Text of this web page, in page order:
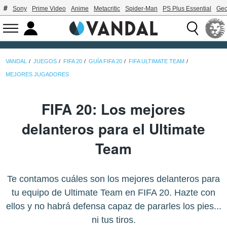
Sony Prime Video Anime Metacritic Spider-Man PS Plus Essential
VANDAL JUEGOS FIFA 20 GUÍA FIFA 20 FIFA ULTIMATE TEAM
MEJORES JUGADORES
FIFA 20: Los mejores
delanteros para el Ultimate
Team
Te contamos cuáles son los mejores delanteros para
tu equipo de Ultimate Team en FIFA 20. Hazte con
ellos y no habrá defensa capaz de pararles los pies...
ni tus tiros.